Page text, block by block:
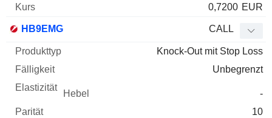
0,7200 EUR
HB9EMG CALL
Knock-Out mit Stop Loss
Unbegrenzt
-
10